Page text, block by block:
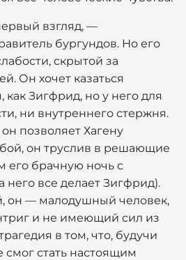
взгляд, —
бургундов. Но его
скрытой за
Он хочет казаться
Зигфрид, но у него для
ни внутреннего стержня.
позволяет Хагену
он труслив в решающие
брачную ночь с
него все делает Зигфрид).
он — малодушный человек,
и не имеющий сил из
в том, что, будучи
смог стать настоящим